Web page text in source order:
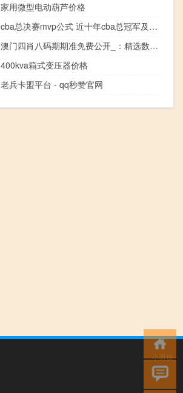
家用微型电动葫芦价格
cba总决赛mvp公式 近十年cba总冠军及mvp
澳门四肖八码期期准免费公开_：精选数据对比解释落实-654.DHA.70
400kva箱式变压器价格
老兵卡盟平台 - qq秒赞官网
小男孩